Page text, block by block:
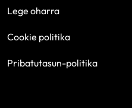
Lege oharra
Cookie politika
Pribatutasun-politika